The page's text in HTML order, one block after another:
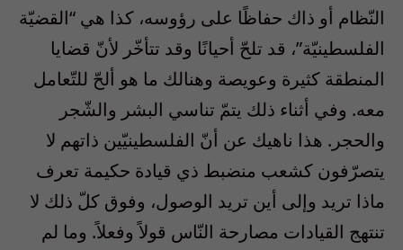
النّظام أو ذاك حفاظًا على رؤوسه، كذا هي “القضيّة
الفلسطينيّة”، قد تلحّ أحيانًا وقد تتأخّر لأنّ قضايا
المنطقة كثيرة وعويصة وهنالك ما هو ألحّ للتّعامل
معه. وفي أثناء ذلك يتمّ تناسي البشر والشّجر
والحجر. هذا ناهيك عن أنّ الفلسطينيّين ذاتهم لا
يتصرّفون كشعب منضبط ذي قيادة حكيمة تعرف
ماذا تريد وإلى أين تريد الوصول، وفوق كلّ ذلك لا
تنتهج القيادات مصارحة النّاس قولاً وفعلاً. وما لم